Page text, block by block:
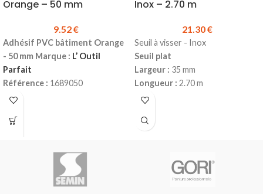
machine à teinter
N'hésitez pas à nous
consulter.
Orange – 50 mm
9.52€
Adhésif PVC bâtiment Orange
- 50 mm Marque : L’ Outil
Parfait
Référence : 1689050
Rouleau de 33 m
Epaisseur :
Tenue en température :
9.52 €
Inox – 2.70 m
21.30€
Seuil à visser - Inox
Seuil plat
Largeur : 35 mm
Longueur : 2.70 m
Matière
Produit en stock